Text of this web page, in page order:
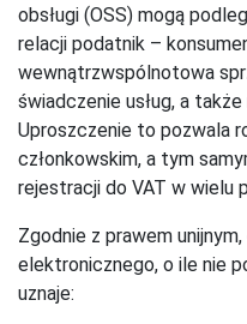
obsługi (OSS) mogą
relacji podatnik –
wewnątrzwspólnotowa
świadczenie usług, a
Uproszczenie to pozwala
członkowskim, a tym
rejestracji do VAT w wielu
Zgodnie z prawem
elektronicznego, o ile nie
uznaje: